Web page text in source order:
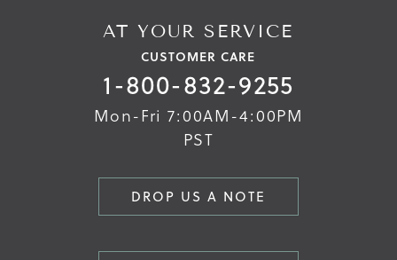
AT YOUR SERVICE
CUSTOMER CARE
1-800-832-9255
Mon-Fri 7:00AM-4:00PM
PST
DROP US A NOTE